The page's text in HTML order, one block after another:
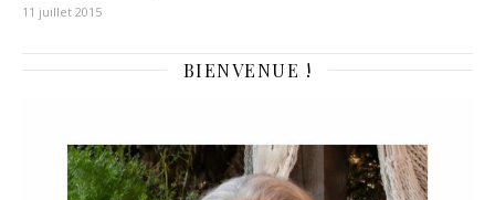
11 juillet 2015
BIENVENUE !